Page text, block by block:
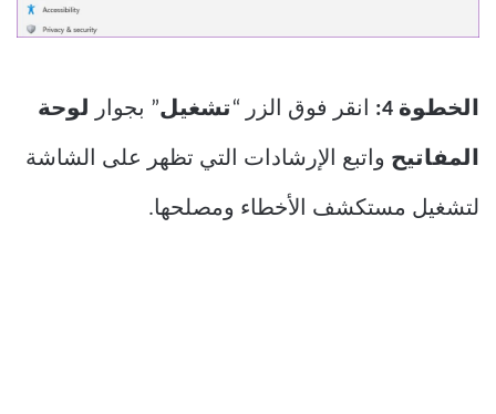
الخطوة 4: انقر فوق الزر “ تشغيل” بجوار لوحة
المفاتيح واتبع الإرشادات التي تظهر على الشاشة
لتشغيل مستكشف الأخطاء ومصلحها.